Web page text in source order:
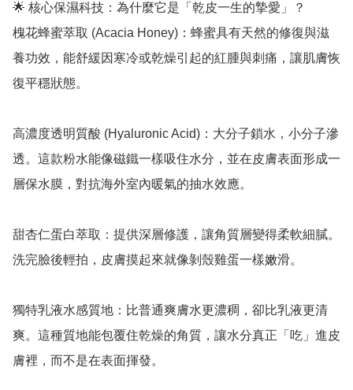
🌟 核心保濕科技：為什麼它是「乾皮一生的摯愛」？
槐花蜂蜜萃取 (Acacia Honey)：蜂蜜具有天然的修復與滋
養功效，能舒緩因寒冷或乾燥引起的紅腫與刺痛，讓肌膚恢
復平穩狀態。
高濃度透明質酸 (Hyaluronic Acid)：大分子鎖水，小分子滲
透。這款粉水能像磁鐵一樣吸住水分，並在皮膚表面形成一
層保水膜，對抗海外室內暖氣的抽水效應。
甜杏仁蛋白萃取：提供深層修護，讓角質層變得柔軟細膩。
洗完臉後輕拍，皮膚摸起來就像剝殼雞蛋一樣嫩滑。
獨特乳液水感質地：比普通爽膚水更濃稠，卻比乳液更清
爽。這種質地能包覆住乾燥的角質，讓水分真正「吃」進皮
膚裡，而不是在表面揮發。